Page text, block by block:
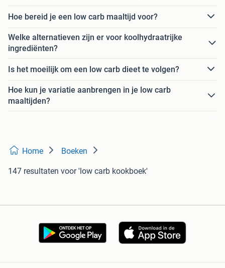
Hoe bereid je een low carb maaltijd voor?
Welke alternatieven zijn er voor koolhydraatrijke
ingrediënten?
Is het moeilijk om een low carb dieet te volgen?
Hoe kun je variatie aanbrengen in je low carb
maaltijden?
Home Boeken
147 resultaten voor 'low carb kookboek'